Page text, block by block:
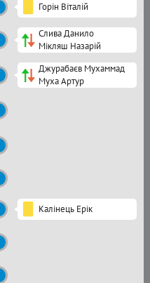
Горін Віталій
Слива Данило
Мікляш Назарій
Джурабаєв Мухаммад
Муха Артур
Калінець Ерік